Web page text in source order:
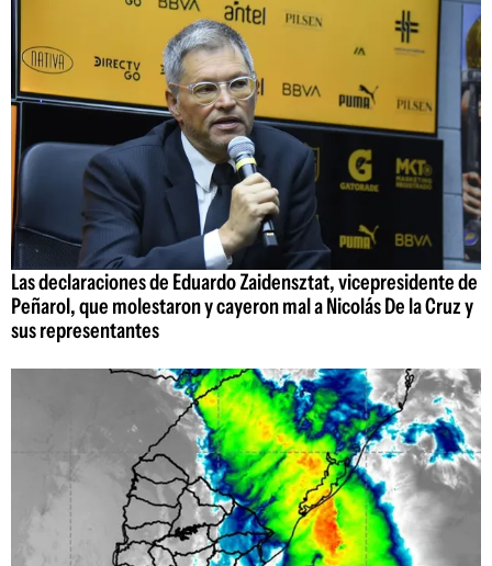
Las declaraciones de Eduardo Zaidensztat, vicepresidente de
Peñarol, que molestaron y cayeron mal a Nicolás De la Cruz y
sus representantes